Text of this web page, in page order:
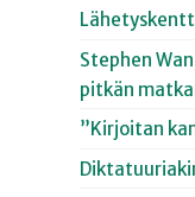
Stephen
pitkän
”Kirjoitan